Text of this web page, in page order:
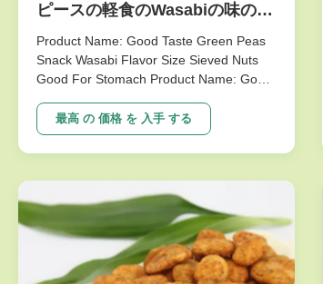
ピースの軽食のWasabiの味のサ
イズによってふるわれるくだら
ないよい
Product Name: Good Taste Green Peas
Snack Wasabi Flavor Size Sieved Nuts
Good For Stomach Product Name: Good
Size Sieved Nuts Good For Stomach The
selling points NON-GMO,.free from
frying,Good for Spleen & Stomach
最高 の 価格 を 入手 する